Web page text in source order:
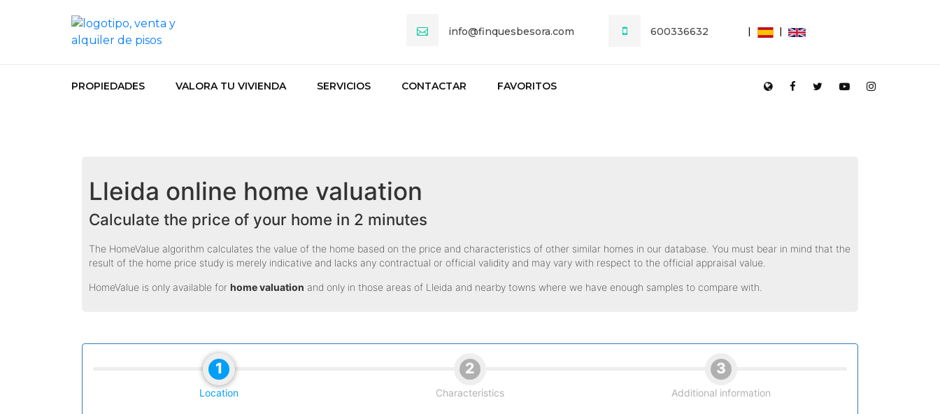
info@finquesbesora.com 600336632
PROPIEDADES VALORA TU VIVIENDA SERVICIOS CONTACTAR FAVORITOS